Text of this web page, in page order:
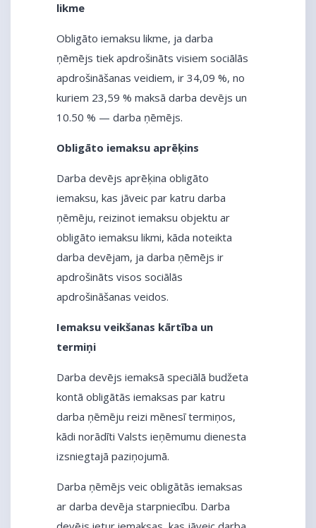
likme
Obligāto iemaksu likme, ja darba
ņēmējs tiek apdrošināts visiem sociālās
apdrošināšanas veidiem, ir 34,09 %, no
kuriem 23,59 % maksā darba devējs un
10.50 % — darba ņēmējs.
Obligāto iemaksu aprēķins
Darba devējs aprēķina obligāto
iemaksu, kas jāveic par katru darba
ņēmēju, reizinot iemaksu objektu ar
obligāto iemaksu likmi, kāda noteikta
darba devējam, ja darba ņēmējs ir
apdrošināts visos sociālās
apdrošināšanas veidos.
Iemaksu veikšanas kārtība un
termiņi
Darba devējs iemaksā speciālā budžeta
kontā obligātās iemaksas par katru
darba ņēmēju reizi mēnesī termiņos,
kādi norādīti Valsts ieņēmumu dienesta
izsniegtajā paziņojumā.
Darba ņēmējs veic obligātās iemaksas
ar darba devēja starpniecību. Darba